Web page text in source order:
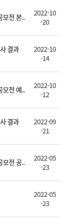
모전 본..
2022-10
-20
결과
2022-10
-14
모전 예..
2022-10
-12
결과
2022-09
-21
모전 공..
2022-05
-23
2022-05
-23